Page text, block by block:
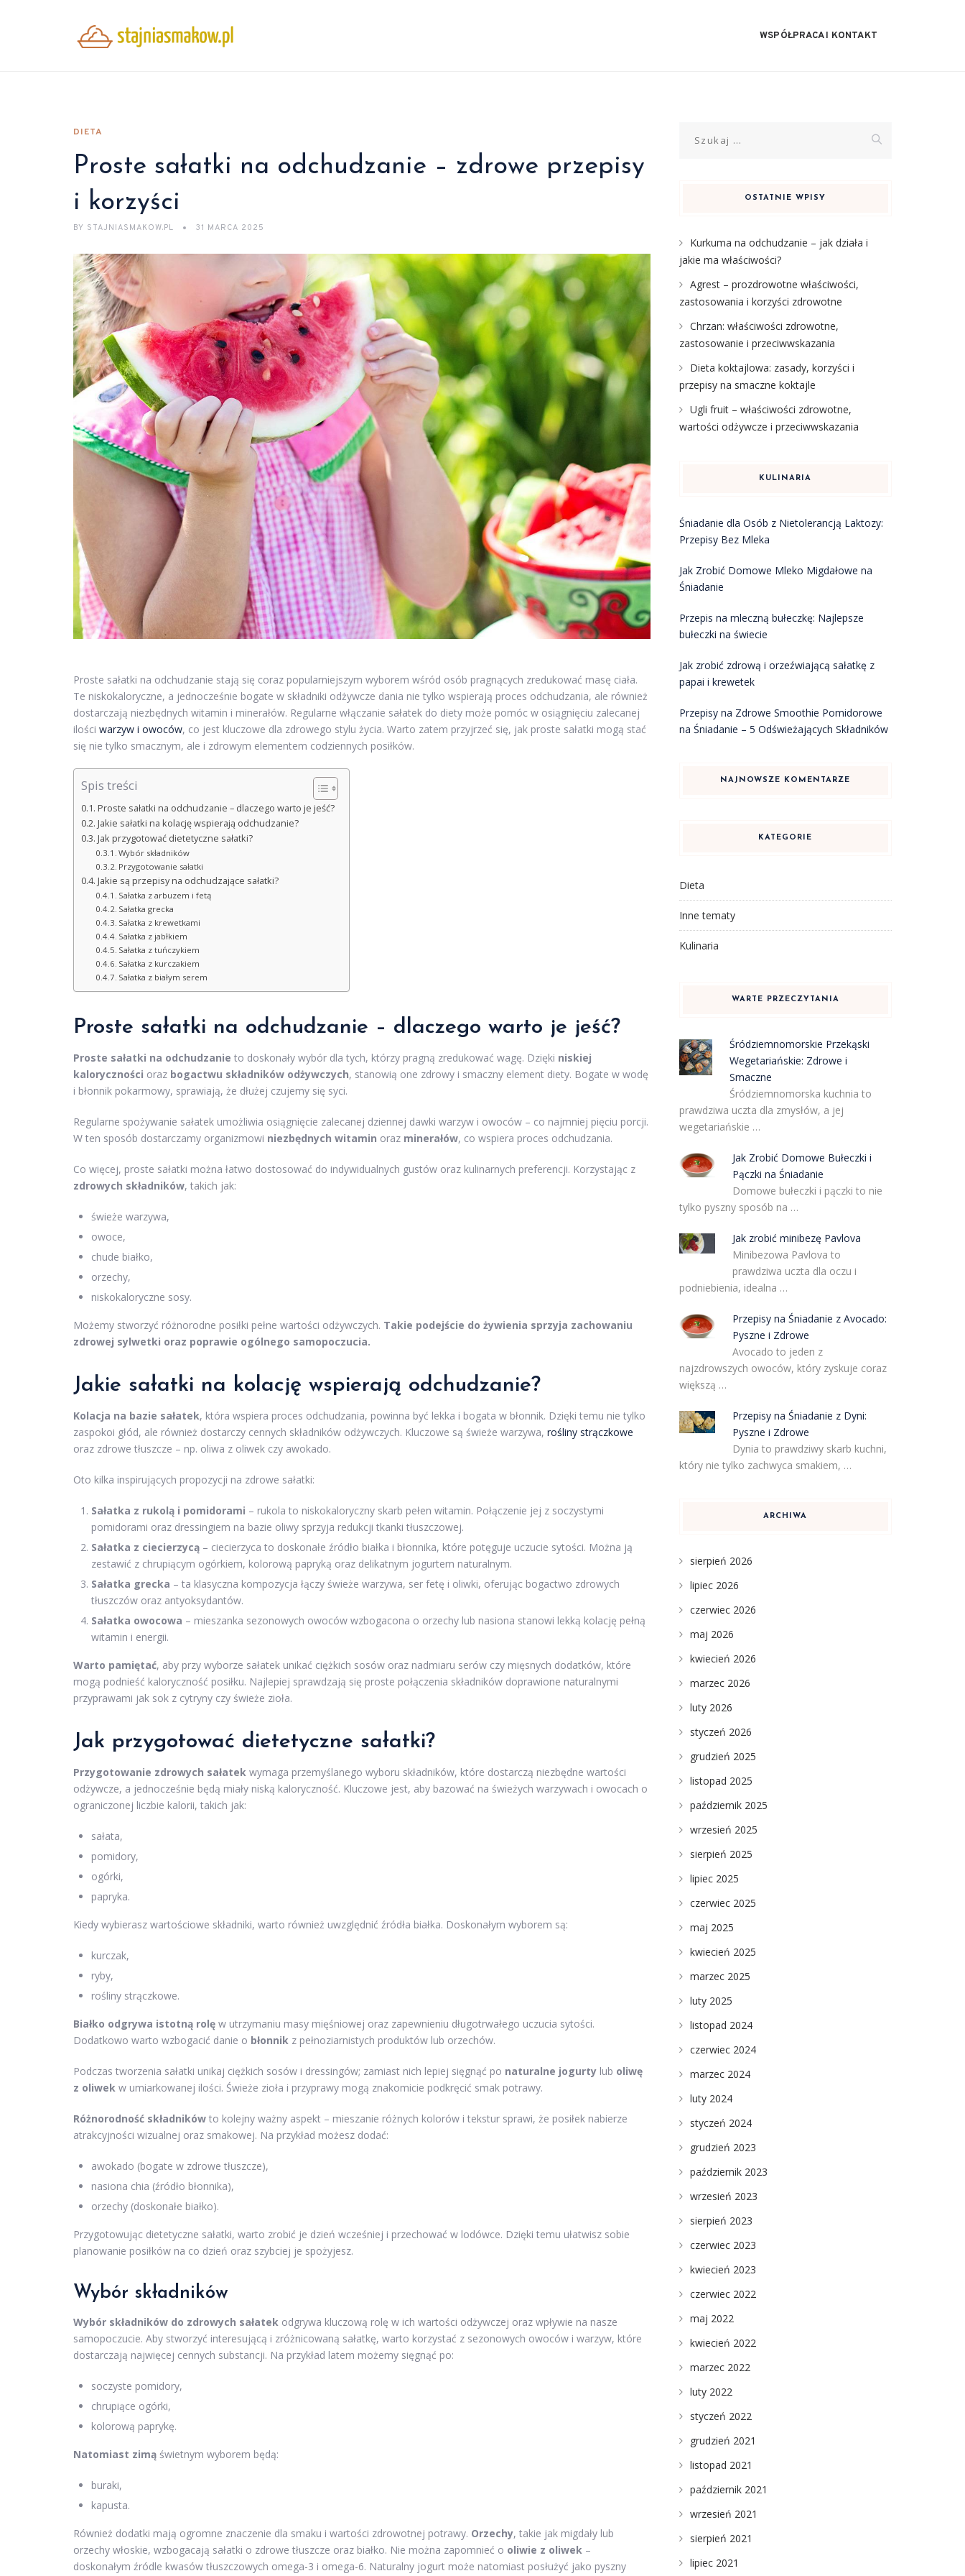
WSPÓŁPRACA I KONTAKT
DIETA
Proste sałatki na odchudzanie – zdrowe przepisy
i korzyści
BY STAJNIASMAKOW.PL 31 MARCA 2025
Proste sałatki na odchudzanie stają się coraz popularniejszym wyborem wśród osób pragnących zredukować masę ciała.
Te niskokaloryczne, a jednocześnie bogate w składniki odżywcze dania nie tylko wspierają proces odchudzania, ale również
dostarczają niezbędnych witamin i minerałów. Regularne włączanie sałatek do diety może pomóc w osiągnięciu zalecanej
ilości warzyw i owoców, co jest kluczowe dla zdrowego stylu życia. Warto zatem przyjrzeć się, jak proste sałatki mogą stać
się nie tylko smacznym, ale i zdrowym elementem codziennych posiłków.
Spis treści
Proste sałatki na odchudzanie – dlaczego warto je jeść?
Jakie sałatki na kolację wspierają odchudzanie?
Jak przygotować dietetyczne sałatki?
Wybór składników
Przygotowanie sałatki
Jakie są przepisy na odchudzające sałatki?
Sałatka z arbuzem i fetą
Sałatka grecka
Sałatka z krewetkami
Sałatka z jabłkiem
Sałatka z tuńczykiem
Sałatka z kurczakiem
Sałatka z białym serem
Proste sałatki na odchudzanie – dlaczego warto je jeść?
Proste sałatki na odchudzanie to doskonały wybór dla tych, którzy pragną zredukować wagę. Dzięki niskiej
kaloryczności oraz bogactwu składników odżywczych, stanowią one zdrowy i smaczny element diety. Bogate w wodę
i błonnik pokarmowy, sprawiają, że dłużej czujemy się syci.
Regularne spożywanie sałatek umożliwia osiągnięcie zalecanej dziennej dawki warzyw i owoców – co najmniej pięciu porcji.
W ten sposób dostarczamy organizmowi niezbędnych witamin oraz minerałów, co wspiera proces odchudzania.
Co więcej, proste sałatki można łatwo dostosować do indywidualnych gustów oraz kulinarnych preferencji. Korzystając z
zdrowych składników, takich jak:
świeże warzywa,
owoce,
chude białko,
orzechy,
niskokaloryczne sosy.
Możemy stworzyć różnorodne posiłki pełne wartości odżywczych. Takie podejście do żywienia sprzyja zachowaniu
zdrowej sylwetki oraz poprawie ogólnego samopoczucia.
Jakie sałatki na kolację wspierają odchudzanie?
Kolacja na bazie sałatek, która wspiera proces odchudzania, powinna być lekka i bogata w błonnik. Dzięki temu nie tylko
zaspokoi głód, ale również dostarczy cennych składników odżywczych. Kluczowe są świeże warzywa, rośliny strączkowe
oraz zdrowe tłuszcze – np. oliwa z oliwek czy awokado.
Oto kilka inspirujących propozycji na zdrowe sałatki:
Sałatka z rukolą i pomidorami – rukola to niskokaloryczny skarb pełen witamin. Połączenie jej z soczystymi
pomidorami oraz dressingiem na bazie oliwy sprzyja redukcji tkanki tłuszczowej.
Sałatka z ciecierzycą – ciecierzyca to doskonałe źródło białka i błonnika, które potęguje uczucie sytości. Można ją
zestawić z chrupiącym ogórkiem, kolorową papryką oraz delikatnym jogurtem naturalnym.
Sałatka grecka – ta klasyczna kompozycja łączy świeże warzywa, ser fetę i oliwki, oferując bogactwo zdrowych
tłuszczów oraz antyoksydantów.
Sałatka owocowa – mieszanka sezonowych owoców wzbogacona o orzechy lub nasiona stanowi lekką kolację pełną
witamin i energii.
Warto pamiętać, aby przy wyborze sałatek unikać ciężkich sosów oraz nadmiaru serów czy mięsnych dodatków, które
mogą podnieść kaloryczność posiłku. Najlepiej sprawdzają się proste połączenia składników doprawione naturalnymi
przyprawami jak sok z cytryny czy świeże zioła.
Jak przygotować dietetyczne sałatki?
Przygotowanie zdrowych sałatek wymaga przemyślanego wyboru składników, które dostarczą niezbędne wartości
odżywcze, a jednocześnie będą miały niską kaloryczność. Kluczowe jest, aby bazować na świeżych warzywach i owocach o
ograniczonej liczbie kalorii, takich jak:
sałata,
pomidory,
ogórki,
papryka.
Kiedy wybierasz wartościowe składniki, warto również uwzględnić źródła białka. Doskonałym wyborem są:
kurczak,
ryby,
rośliny strączkowe.
Białko odgrywa istotną rolę w utrzymaniu masy mięśniowej oraz zapewnieniu długotrwałego uczucia sytości.
Dodatkowo warto wzbogacić danie o błonnik z pełnoziarnistych produktów lub orzechów.
Podczas tworzenia sałatki unikaj ciężkich sosów i dressingów; zamiast nich lepiej sięgnąć po naturalne jogurty lub oliwę
z oliwek w umiarkowanej ilości. Świeże zioła i przyprawy mogą znakomicie podkręcić smak potrawy.
Różnorodność składników to kolejny ważny aspekt – mieszanie różnych kolorów i tekstur sprawi, że posiłek nabierze
atrakcyjności wizualnej oraz smakowej. Na przykład możesz dodać:
awokado (bogate w zdrowe tłuszcze),
nasiona chia (źródło błonnika),
orzechy (doskonałe białko).
Przygotowując dietetyczne sałatki, warto zrobić je dzień wcześniej i przechować w lodówce. Dzięki temu ułatwisz sobie
planowanie posiłków na co dzień oraz szybciej je spożyjesz.
Wybór składników
Wybór składników do zdrowych sałatek odgrywa kluczową rolę w ich wartości odżywczej oraz wpływie na nasze
samopoczucie. Aby stworzyć interesującą i zróżnicowaną sałatkę, warto korzystać z sezonowych owoców i warzyw, które
dostarczają najwięcej cennych substancji. Na przykład latem możemy sięgnąć po:
soczyste pomidory,
chrupiące ogórki,
kolorową paprykę.
Natomiast zimą świetnym wyborem będą:
buraki,
kapusta.
Również dodatki mają ogromne znaczenie dla smaku i wartości zdrowotnej potrawy. Orzechy, takie jak migdały lub
orzechy włoskie, wzbogacają sałatki o zdrowe tłuszcze oraz białko. Nie można zapomnieć o oliwie z oliwek –
doskonałym źródle kwasów tłuszczowych omega-3 i omega-6. Naturalny jogurt może natomiast posłużyć jako pyszny
OSTATNIE WPISY
Kurkuma na odchudzanie – jak działa i
jakie ma właściwości?
Agrest – prozdrowotne właściwości,
zastosowania i korzyści zdrowotne
Chrzan: właściwości zdrowotne,
zastosowanie i przeciwwskazania
Dieta koktajlowa: zasady, korzyści i
przepisy na smaczne koktajle
Ugli fruit – właściwości zdrowotne,
wartości odżywcze i przeciwwskazania
KULINARIA
Śniadanie dla Osób z Nietolerancją Laktozy:
Przepisy Bez Mleka
Jak Zrobić Domowe Mleko Migdałowe na
Śniadanie
Przepis na mleczną bułeczkę: Najlepsze
bułeczki na świecie
Jak zrobić zdrową i orzeźwiającą sałatkę z
papai i krewetek
Przepisy na Zdrowe Smoothie Pomidorowe
na Śniadanie – 5 Odświeżających Składników
NAJNOWSZE KOMENTARZE
KATEGORIE
Dieta
Inne tematy
Kulinaria
WARTE PRZECZYTANIA
Śródziemnomorskie Przekąski
Wegetariańskie: Zdrowe i
Smaczne
Śródziemnomorska kuchnia to
prawdziwa uczta dla zmysłów, a jej
wegetariańskie …
Jak Zrobić Domowe Bułeczki i
Pączki na Śniadanie
Domowe bułeczki i pączki to nie
tylko pyszny sposób na …
Jak zrobić minibezę Pavlova
Minibezowa Pavlova to
prawdziwa uczta dla oczu i
podniebienia, idealna …
Przepisy na Śniadanie z Avocado:
Pyszne i Zdrowe
Avocado to jeden z
najzdrowszych owoców, który zyskuje coraz
większą …
Przepisy na Śniadanie z Dyni:
Pyszne i Zdrowe
Dynia to prawdziwy skarb kuchni,
który nie tylko zachwyca smakiem, …
ARCHIWA
sierpień 2026
lipiec 2026
czerwiec 2026
maj 2026
kwiecień 2026
marzec 2026
luty 2026
styczeń 2026
grudzień 2025
listopad 2025
październik 2025
wrzesień 2025
sierpień 2025
lipiec 2025
czerwiec 2025
maj 2025
kwiecień 2025
marzec 2025
luty 2025
listopad 2024
czerwiec 2024
marzec 2024
luty 2024
styczeń 2024
grudzień 2023
październik 2023
wrzesień 2023
sierpień 2023
czerwiec 2023
kwiecień 2023
czerwiec 2022
maj 2022
kwiecień 2022
marzec 2022
luty 2022
styczeń 2022
grudzień 2021
listopad 2021
październik 2021
wrzesień 2021
sierpień 2021
lipiec 2021